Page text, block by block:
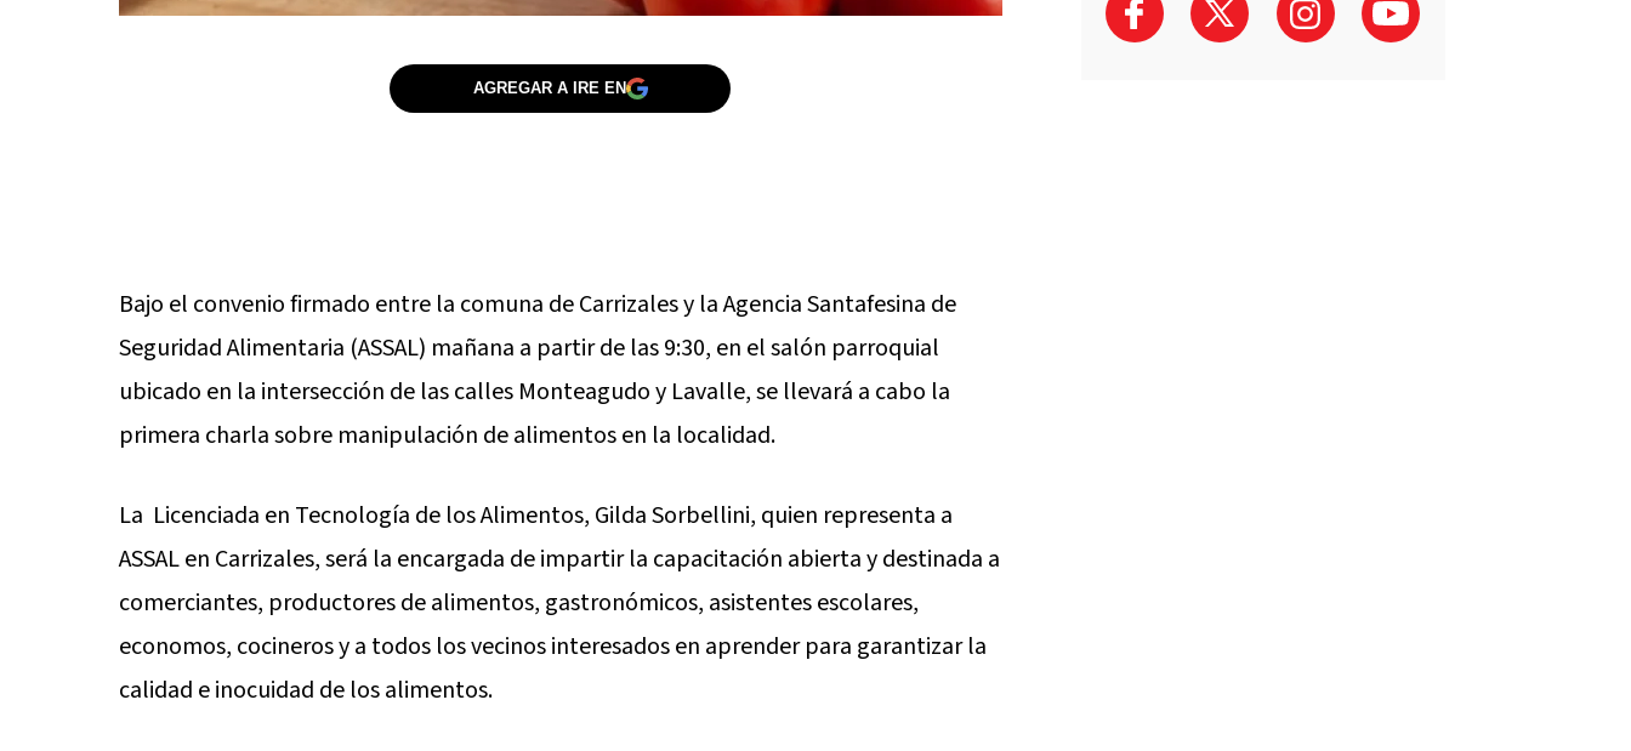
AGREGAR A IRE EN
Bajo el convenio firmado entre la comuna de Carrizales y la Agencia Santafesina de
Seguridad Alimentaria (ASSAL) mañana a partir de las 9:30, en el salón parroquial
ubicado en la intersección de las calles Monteagudo y Lavalle, se llevará a cabo la
primera charla sobre manipulación de alimentos en la localidad.
La Licenciada en Tecnología de los Alimentos, Gilda Sorbellini, quien representa a
ASSAL en Carrizales, será la encargada de impartir la capacitación abierta y destinada a
comerciantes, productores de alimentos, gastronómicos, asistentes escolares,
economos, cocineros y a todos los vecinos interesados en aprender para garantizar la
calidad e inocuidad de los alimentos.